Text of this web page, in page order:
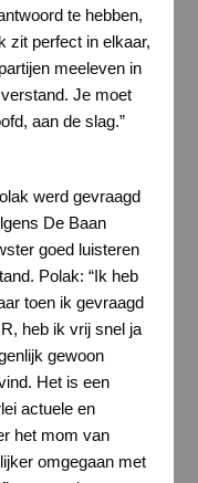
te hebben,
zit perfect in elkaar,
meeleven in
verstand. Je moet
aan de slag.”
werd gevraagd
De Baan
goed luisteren
Polak: “Ik heb
toen ik gevraagd
heb ik vrij snel ja
gewoon
Het is een
actuele en
het mom van
omgegaan met